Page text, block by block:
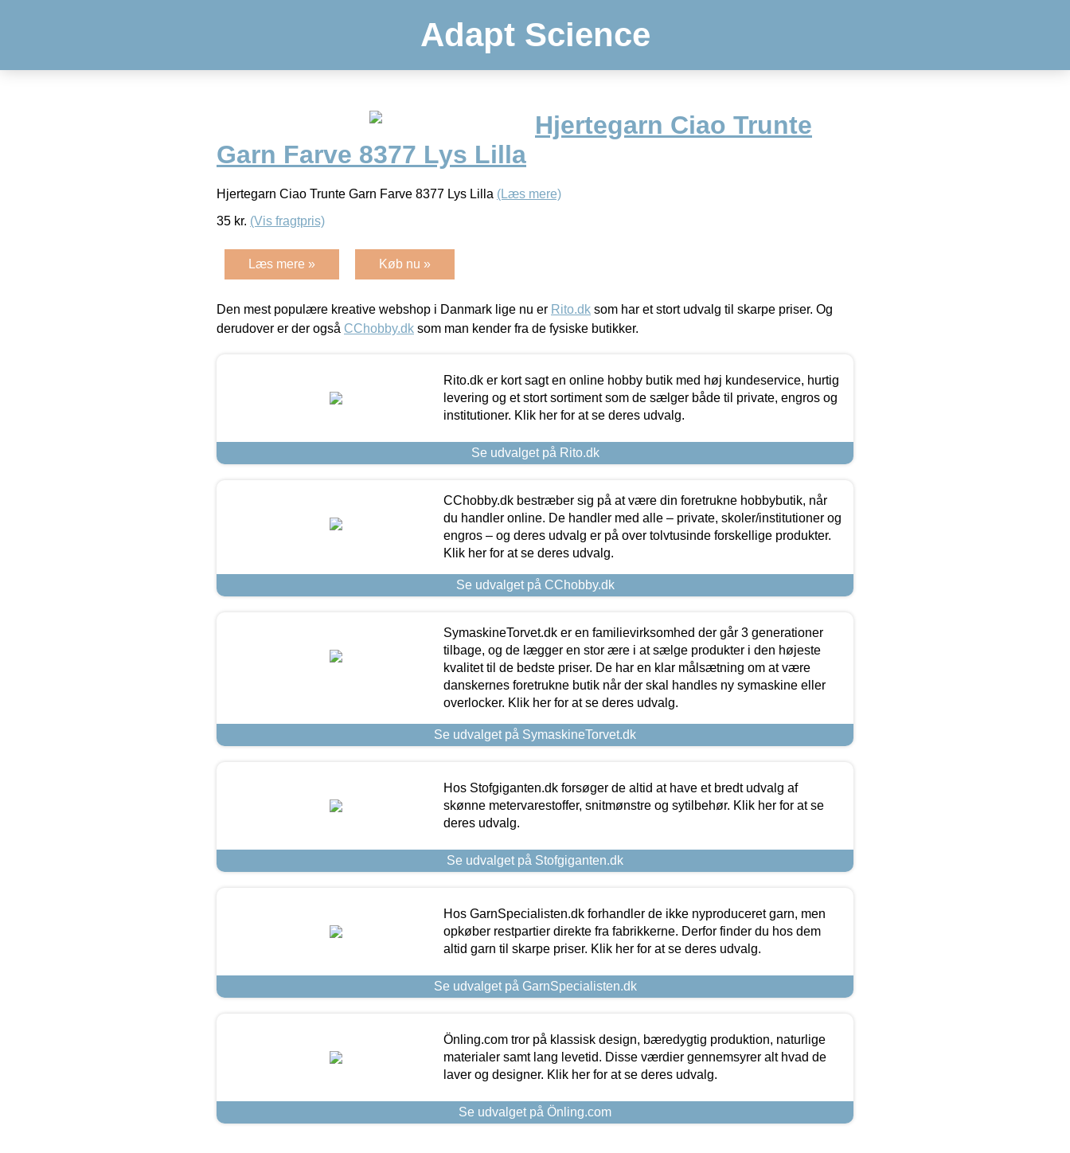
Adapt Science
Hjertegarn Ciao Trunte
Garn Farve 8377 Lys Lilla
Hjertegarn Ciao Trunte Garn Farve 8377 Lys Lilla (Læs mere)
35 kr. (Vis fragtpris)
Læs mere » Køb nu »
Den mest populære kreative webshop i Danmark lige nu er Rito.dk som har et stort udvalg til skarpe priser. Og
derudover er der også CChobby.dk som man kender fra de fysiske butikker.
Rito.dk er kort sagt en online hobby butik med høj kundeservice, hurtig
levering og et stort sortiment som de sælger både til private, engros og
institutioner. Klik her for at se deres udvalg.
Se udvalget på Rito.dk
CChobby.dk bestræber sig på at være din foretrukne hobbybutik, når
du handler online. De handler med alle – private, skoler/institutioner og
engros – og deres udvalg er på over tolvtusinde forskellige produkter.
Klik her for at se deres udvalg.
Se udvalget på CChobby.dk
SymaskineTorvet.dk er en familievirksomhed der går 3 generationer
tilbage, og de lægger en stor ære i at sælge produkter i den højeste
kvalitet til de bedste priser. De har en klar målsætning om at være
danskernes foretrukne butik når der skal handles ny symaskine eller
overlocker. Klik her for at se deres udvalg.
Se udvalget på SymaskineTorvet.dk
Hos Stofgiganten.dk forsøger de altid at have et bredt udvalg af
skønne metervarestoffer, snitmønstre og sytilbehør. Klik her for at se
deres udvalg.
Se udvalget på Stofgiganten.dk
Hos GarnSpecialisten.dk forhandler de ikke nyproduceret garn, men
opkøber restpartier direkte fra fabrikkerne. Derfor finder du hos dem
altid garn til skarpe priser. Klik her for at se deres udvalg.
Se udvalget på GarnSpecialisten.dk
Önling.com tror på klassisk design, bæredygtig produktion, naturlige
materialer samt lang levetid. Disse værdier gennemsyrer alt hvad de
laver og designer. Klik her for at se deres udvalg.
Se udvalget på Önling.com